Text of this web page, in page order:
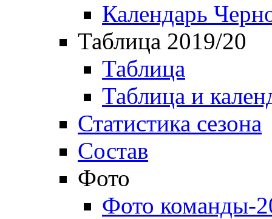
Календарь
Таблица 2019/20
Таблица
Таблица и
Статистика сезона
Состав
Фото
Фото команды-